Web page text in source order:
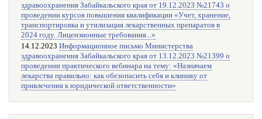
здравоохранения Забайкальского края от 19.12.2023 №21743 о
проведении курсов повышения квалификации «Учет, хранение,
транспортировка и утилизация лекарственных препаратов в
2024 году. Лицензионные требования...»
14.12.2023 Информационное письмо Министерства
здравоохранения Забайкальского края от 13.12.2023 №21399 о
проведении практического вебинара на тему: «Назначаем
лекарства правильно: как обезопасить себя и клинику от
привлечения к юридической ответственности»